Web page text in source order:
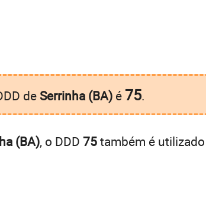
de Serrinha (BA) é 75.
(BA), o DDD 75também é